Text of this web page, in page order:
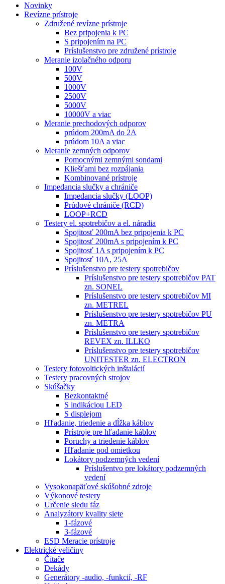
Novinky
Revízne prístroje
Združené revízne prístroje
Bez pripojenia k PC
S pripojením na PC
Príslušenstvo pre združené prístroje
Meranie izolačného odporu
100V
500V
1000V
2500V
5000V
10000V a viac
Meranie prechodových odporov
prúdom 200mA do 2A
prúdom 10A a viac
Meranie zemných odporov
Pomocnými zemnými sondami
Kliešťami bez rozpájania
Kombinované prístroje
Impedancia slučky a chrániče
Impedancia slučky (LOOP)
Prúdové chrániče (RCD)
LOOP+RCD
Testery el. spotrebičov a el. náradia
Spojitosť 200mA bez pripojenia k PC
Spojitosť 200mA s pripojením k PC
Spojitosť 1A s pripojením k PC
Spojitosť 10A, 25A
Príslušenstvo pre testery spotrebičov
Príslušenstvo pre testery spotrebičov PAT
zn. SONEL
Príslušenstvo pre testery spotrebičov MI
zn. METREL
Príslušenstvo pre testery spotrebičov PU
zn. METRA
Príslušenstvo pre testery spotrebičov
REVEX zn. ILLKO
Príslušenstvo pre testery spotrebičov
UNITESTER zn. ELECTRON
Testery fotovoltických inštalácií
Testery pracovných strojov
Skúšačky
Bezkontaktné
S indikáciou LED
S displejom
Hľadanie, triedenie a dĺžka káblov
Prístroje pre hľadanie káblov
Poruchy a triedenie káblov
Hľadanie pod omietkou
Lokátory podzemných vedení
Príslušentvo pre lokátory podzemných
vedení
Vysokonapäťové skúšobné zdroje
Výkonové testery
Určenie sledu fáz
Analyzátory kvality siete
1-fázové
3-fázové
ESD Meracie prístroje
Elektrické veličiny
Čítače
Dekády
Generátory -audio, -funkcií, -RF